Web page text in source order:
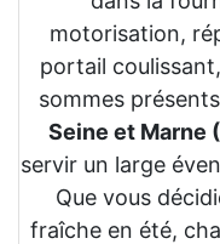
motorisation,
portail
sommes
Seine et Marne
servir un large
Que vous
fraîche en été,